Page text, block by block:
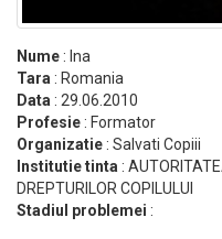
Nume : Ina
Tara : Romania
Data : 29.06.2010
Profesie : Formator
Organizatie : Salvati Copiii
Institutie tinta :
DREPTURILOR COPILULUI
Stadiul problemei :